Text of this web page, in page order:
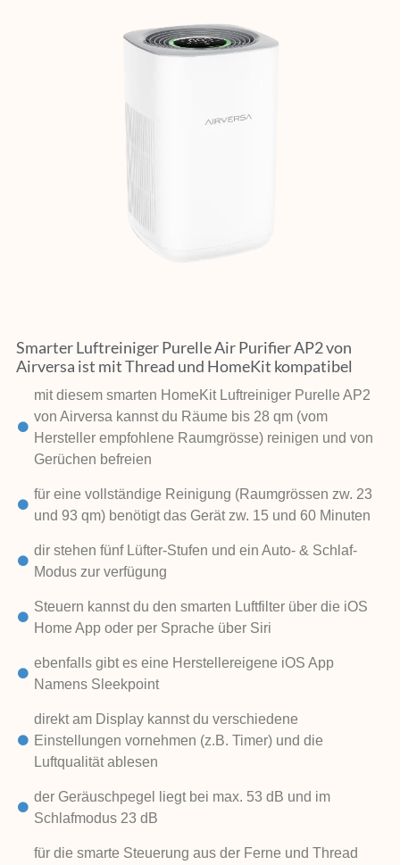
Smarter Luftreiniger Purelle Air Purifier AP2 von
Airversa ist mit Thread und HomeKit kompatibel
mit diesem smarten HomeKit Luftreiniger Purelle AP2
von Airversa kannst du Räume bis 28 qm (vom
Hersteller empfohlene Raumgrösse) reinigen und von
Gerüchen befreien
für eine vollständige Reinigung (Raumgrössen zw. 23
und 93 qm) benötigt das Gerät zw. 15 und 60 Minuten
dir stehen fünf Lüfter-Stufen und ein Auto- & Schlaf-
Modus zur verfügung
Steuern kannst du den smarten Luftfilter über die iOS
Home App oder per Sprache über Siri
ebenfalls gibt es eine Herstellereigene iOS App
Namens Sleekpoint
direkt am Display kannst du verschiedene
Einstellungen vornehmen (z.B. Timer) und die
Luftqualität ablesen
der Geräuschpegel liegt bei max. 53 dB und im
Schlafmodus 23 dB
für die smarte Steuerung aus der Ferne und Thread